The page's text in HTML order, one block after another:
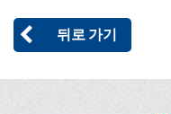
뒤로 가기